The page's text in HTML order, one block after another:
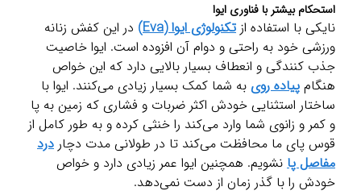
استحکام بیشتر با فناوری ایوا
نایکی با استفاده از تکنولوژی ایوا (Eva)
در این کفش زنانه
ورزشی خود به راحتی و دوام آن افزوده است. ایوا خاصیت
جذب کنندگی و انعطاف بسیار بالایی دارد که این خواص
هنگام پیاده روی به شما کمک بسیار زیادی می‌کنند. ایوا با
ساختار استثنایی خودش اکثر ضربات و فشاری که زمین به پا
و کمر و زانوی شما وارد می‌کند را خنثی کرده و به طور کامل از
قوس پای ما محافظت می‌کند تا در طولانی مدت دچار درد
مفاصل پا نشویم. همچنین ایوا عمر زیادی دارد و خواص
خودش را با گذر زمان از دست نمی‌دهد.